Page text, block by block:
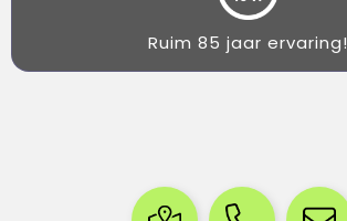
Ruim 85 jaar ervaring!